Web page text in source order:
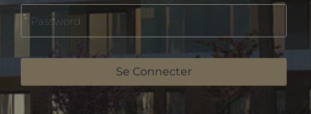
Se Connecter